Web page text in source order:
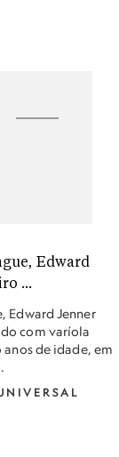
Edward Jenner
com varíola
de idade, em